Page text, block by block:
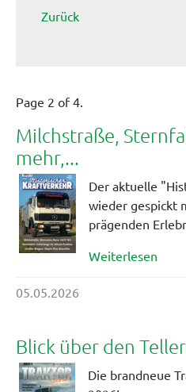
Zurück
Page 2 of 4.
Milchstraße,
mehr,...
Der aktuelle
wieder gespickt
prägenden
Weiterlesen
05.05.2026
Blick über den
Die brandneue